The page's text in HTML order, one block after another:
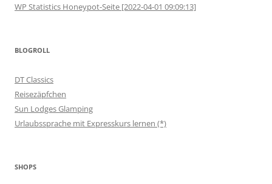
WP Statistics Honeypot-Seite [2022-04-01 09:09:13]
BLOGROLL
DT Classics
Reisezäpfchen
Sun Lodges Glamping
Urlaubssprache mit Expresskurs lernen (*)
SHOPS